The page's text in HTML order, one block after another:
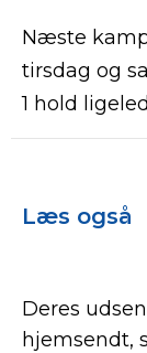
Næste
tirsdag og
1 hold
Læs også
Deres
hjemsendt,